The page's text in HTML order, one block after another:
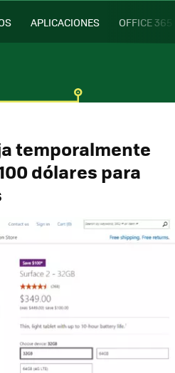
APLICACIONES OFFICE 365
temporalmente
dólares para